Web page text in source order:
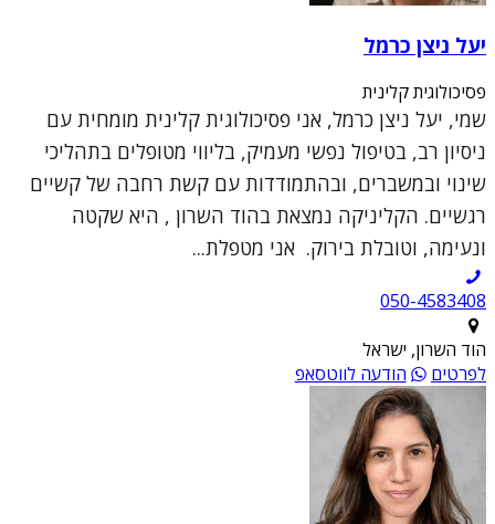
יעל ניצן כרמל
פסיכולוגית קלינית
שמי, יעל ניצן כרמל, אני פסיכולוגית קלינית מומחית עם
ניסיון רב, בטיפול נפשי מעמיק, בליווי מטופלים בתהליכי
שינוי ובמשברים, ובהתמודדות עם קשת רחבה של קשיים
רגשיים. הקליניקה נמצאת בהוד השרון , היא שקטה
ונעימה, וטובלת בירוק. אני מטפלת...
050-4583408
הוד השרון, ישראל
לפרטים
הודעה לווטסאפ